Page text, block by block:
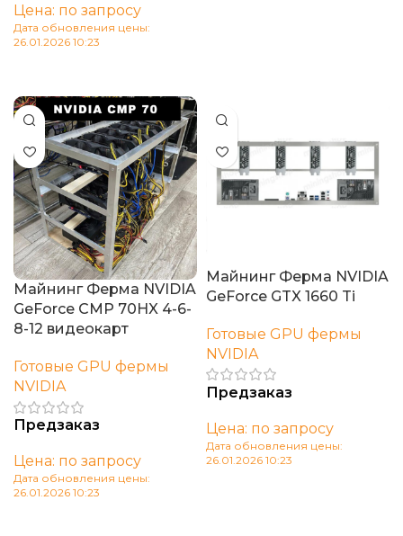
Цена: по запросу
Дата обновления цены:
26.01.2026 10:23
Майнинг Ферма NVIDIA
GeForce CMP 70HX 4-6-
8-12 видеокарт
Готовые GPU фермы
NVIDIA
Предзаказ
Цена: по запросу
Дата обновления цены:
26.01.2026 10:23
Майнинг Ферма NVIDIA
GeForce GTX 1660 Ti
Готовые GPU фермы
NVIDIA
Предзаказ
Цена: по запросу
Дата обновления цены:
26.01.2026 10:23